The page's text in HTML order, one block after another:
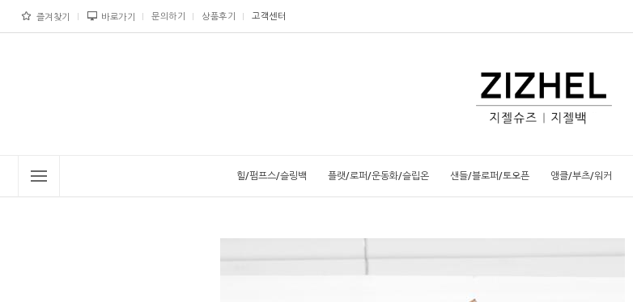
즐겨찾기 바로가기 문의하기 상품후기 고객센터
힐/펌프스/슬링백 플랫/로퍼/운동화/슬립온 샌들/블로퍼/토오픈 앵클/부츠/워커